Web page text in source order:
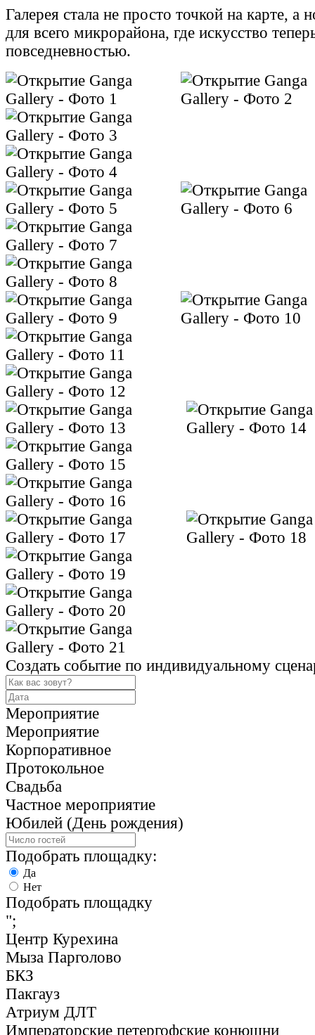
Галерея стала не просто точкой на карте,
для всего микрорайона, где искусство
повседневностью.
Создать событие по индивидуальному
Мероприятие
Мероприятие
Корпоративное
Протокольное
Свадьба
Частное мероприятие
Юбилей (День рождения)
Подобрать площадку:
Да
Нет
Подобрать площадку
";
Центр Курехина
Мыза Парголово
БКЗ
Пакгауз
Атриум ДЛТ
Императорские петергофские конюшни